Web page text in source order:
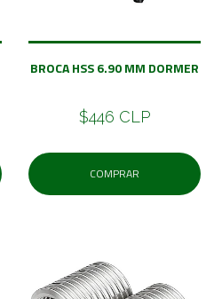
BROCA HSS 6.90 MM DORMER
$446 CLP
COMPRAR